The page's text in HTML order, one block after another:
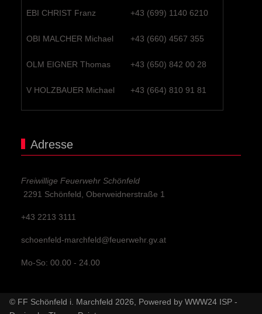
EBI CHRIST Franz +43 (699) 1140 6210
OBI MALCHER Michael +43 (660) 4567 355
OLM EIGNER Thomas +43 (650) 842 00 28
V HOLZBAUER Michael +43 (664) 810 91 81
Adresse
Freiwillige Feuerwehr Schönfeld
2291 Schönfeld, Oberweidnerstraße 1
+43 2213 3111
schoenfeld-marchfeld@feuerwehr.gv.at
Mo-So: 00.00 - 24.00
© FF Schönfeld i. Marchfeld 2026, Powered byWWW24 ISP -